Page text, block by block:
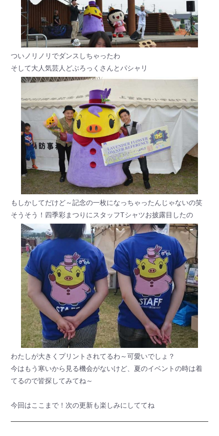
ついノリノリでダンスしちゃったわ
そして大人気芸人どぶろっくさんとパシャリ
もしかしてだけど～記念の一枚になっちゃったんじゃないの笑
そうそう！四季彩まつりにスタッフTシャツお披露目したの
わたしが大きくプリントされてるわ～可愛いでしょ？
今はもう寒いから見る機会がないけど、夏のイベントの時は着
てるので皆探してみてね～
今回はここまで！次の更新も楽しみにしててね